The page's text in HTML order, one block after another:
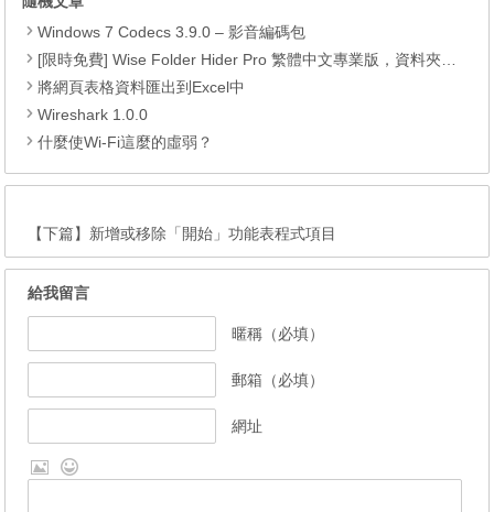
Windows 7 Codecs 3.9.0 – 影音編碼包
[限時免費] Wise Folder Hider Pro 繁體中文專業版，資料夾上鎖隱藏工具
將網頁表格資料匯出到Excel中
Wireshark 1.0.0
什麼使Wi-Fi這麼的虛弱？
【下篇】 新增或移除「開始」功能表程式項目
給我留言
暱稱（必填）
郵箱（必填）
網址